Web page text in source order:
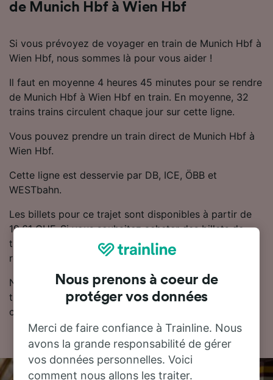
de Munich Hbf à Wien Hbf
Si vous prévoyez de voyager en train de Munich Hbf à
Wien Hbf, nous sommes là pour vous aider !
Il faut en moyenne 4 heures 45 minutes pour se rendre
de Munich Hbf à Wien Hbf en train. En moyenne, 32
trains trains circulent chaque jour sur cette ligne.
Vous pouvez prendre un train direct de Munich Hbf à
Wien Hbf.
Cette ligne est desservie par DB, ICE, ÖBB et
WESTbahn.
Les billets pour ce trajet sont disponibles à partir de
19.61 CHF. Si vous souhaitez acheter des billets de
train moins chers, Trainline vous recommande de
réserver à l'avance.
Notre planificateur de voyage est l'endroit idéal pour
trouver les horaires, les billets et les tarifs les moins
chers.
Nous prenons à coeur de
protéger vos données
Merci de faire confiance à Trainline. Nous
avons la grande responsabilité de gérer
vos données personnelles. Voici
comment nous allons les traiter.